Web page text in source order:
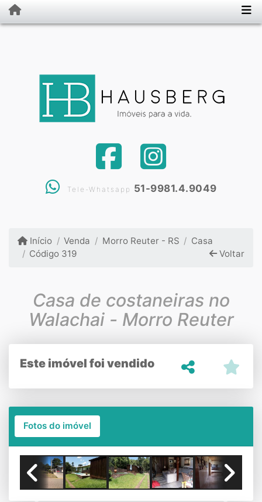
Tele-Whatsapp 51-9981.4.9049
Início Venda Morro Reuter - RS
Casa
Código 319
Voltar
Casa de costaneiras no
Walachai - Morro Reuter
Este imóvel foi vendido
Fotos do imóvel